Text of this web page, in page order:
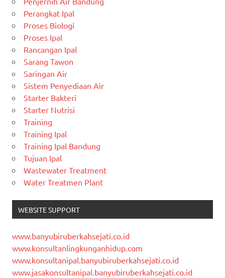
Perangkat Ipal
Proses Biologi
Proses Ipal
Rancangan Ipal
Sarang Tawon
Saringan Air
Sistem Penyediaan Air
Starter Bakteri
Starter Nutrisi
Training
Training Ipal
Training Ipal Bandung
Tujuan Ipal
Wastewater Treatment
Water Treatmen Plant
WEBSITE SUPPORT
www.banyubiruberkahsejati.co.id
www.konsultanlingkunganhidup.com
www.konsultanipal.banyubiruberkahsejati.co.id
www.jasakonsultanipal.banyubiruberkahsejati.co.id